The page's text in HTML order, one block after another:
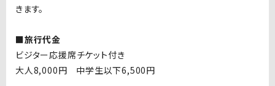
きます。
■旅行代金
ビジター応援席チケット付き
大人8,000円 中学生以下6,500円